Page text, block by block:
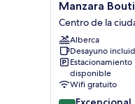
Manzara
Boutique
Hotel
Centro
de
la
ciudad
de
Manzara
Centro de la
Alberca
Desayuno
Estacionamiento
disponible
Wifi gratuito
9.4